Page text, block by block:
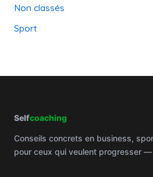
Non classés
Sport
Selfcoaching
Conseils concrets en business,
pour ceux qui veulent progresser —